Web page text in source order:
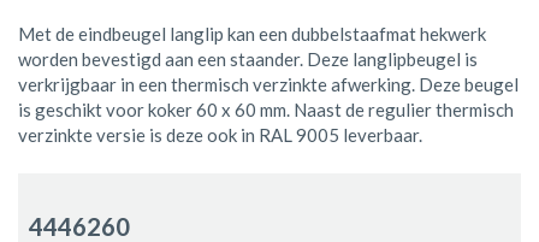
Met de eindbeugel langlip kan een dubbelstaafmat hekwerk
worden bevestigd aan een staander. Deze langlipbeugel is
verkrijgbaar in een thermisch verzinkte afwerking. Deze beugel
is geschikt voor koker 60 x 60 mm. Naast de regulier thermisch
verzinkte versie is deze ook in RAL 9005 leverbaar.
4446260